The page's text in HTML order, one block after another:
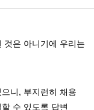
것은 아니기에 우리는
니, 부지런히 채용
수 있도록 답변